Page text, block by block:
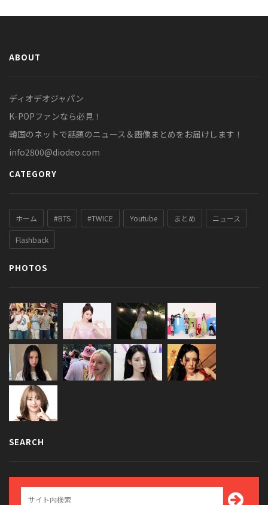
ABOUT
ディオデオジャパン
K-POPファンなら必見！
韓国のネットで話題のニュース＆画像まとめをお届けします！
info2800@diodeo.com
CATEGORY
ホーム #BTS #TWICE Youtube まとめ ニュース
Flashback
PHOTOS
SEARCH